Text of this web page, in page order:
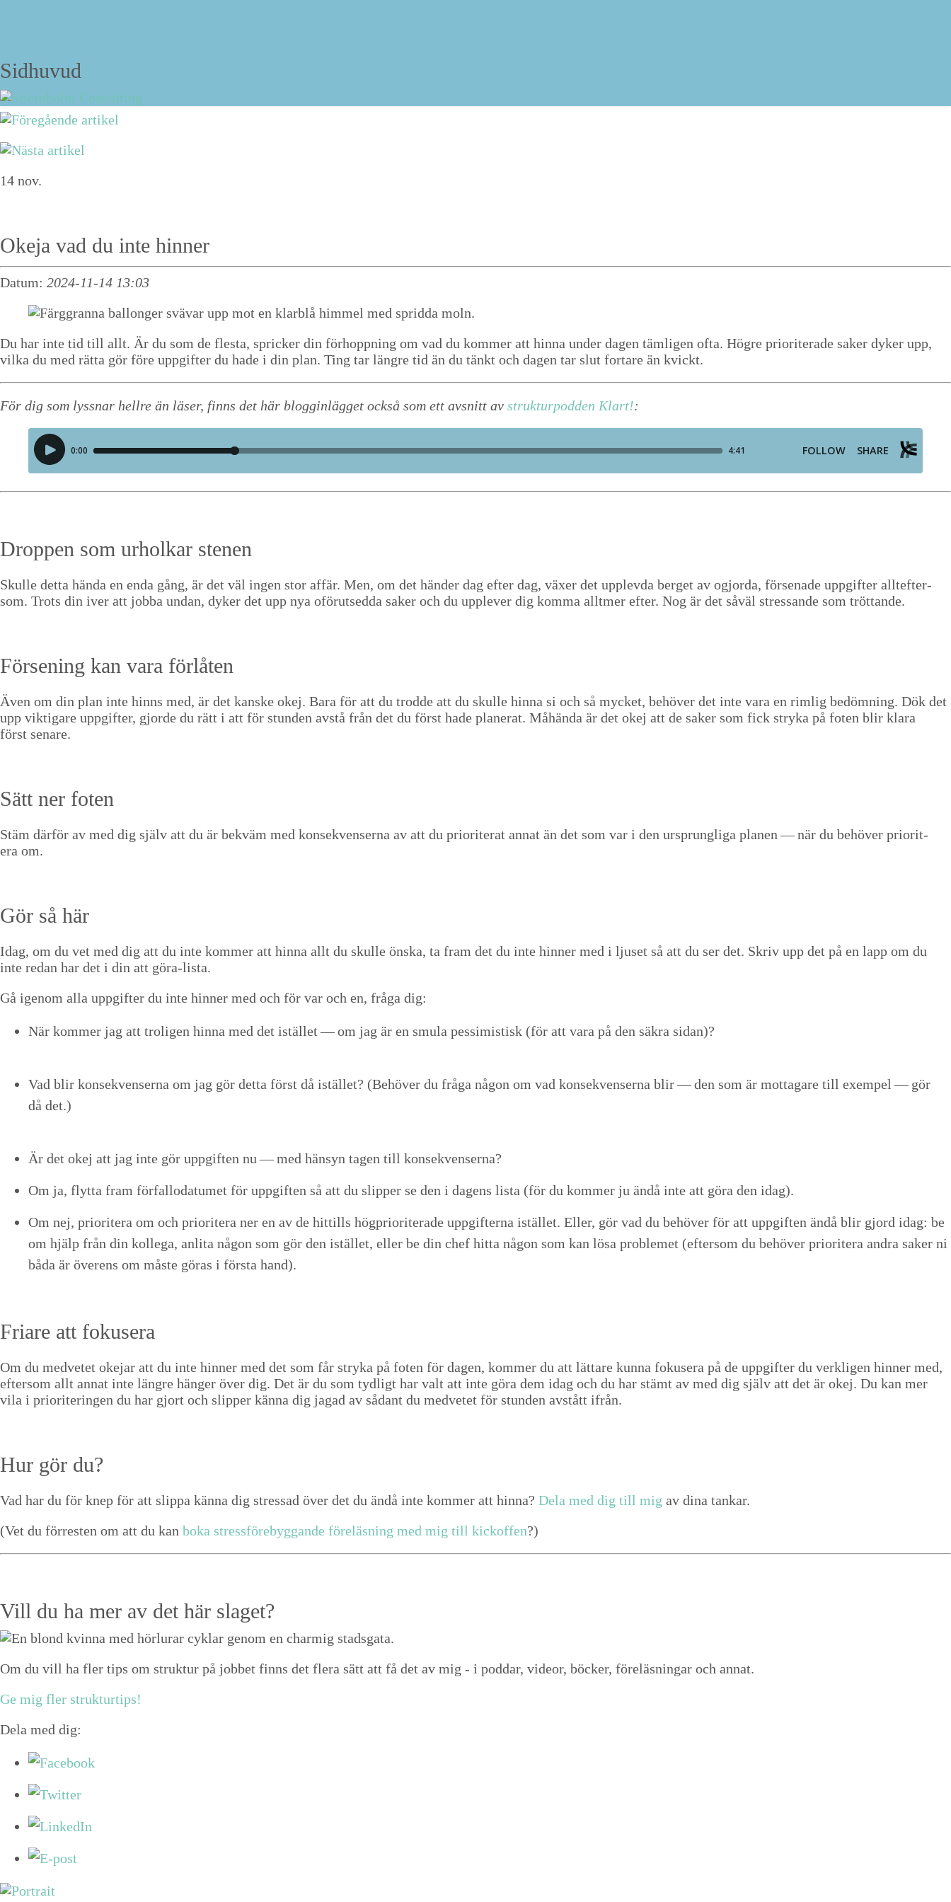
Sidhuvud
Navigering
Personlig strukturträning
Kurs
Online-kurser
Strukturtips
Föreläsningar
Video
Kontakt
Kunder
Sök
Strukturbloggen
14 nov.
Okeja vad du inte hinner
Datum: 2024-11-14 13:03
Du har inte tid till allt. Är du som de fles­ta, sprick­er din förhopp­n­ing om vad du kom­mer att hin­na under dagen täm­li­gen ofta. Högre pri­or­it­er­ade sak­er dyk­er upp,
vil­ka du med rät­ta gör före uppgifter du hade i din plan. Ting tar län­gre tid än du tänkt och dagen tar slut fort­are än kvickt.
För dig som lyssnar hellre än läs­er, finns det här blog­gin­lägget ock­så som ett avs­nitt av struk­tur­pod­den Klart!:
Drop­pen som urholkar stenen
Skulle det­ta hän­da en enda gång, är det väl ingen stor affär. Men, om det hän­der dag efter dag, väx­er det upplev­da berget av ogjor­da, förse­nade uppgifter all­tefter­
som. Trots din iver att job­ba undan, dyk­er det upp nya oförutsed­da sak­er och du upplever dig kom­ma allt­mer efter. Nog är det såväl stres­sande som tröttande.
Förs­en­ing kan vara förlåten
Även om din plan inte hinns med, är det kanske okej. Bara för att du trodde att du skulle hin­na si och så myck­et, behöver det inte vara en rim­lig bedömn­ing. Dök det
upp vik­ti­gare uppgifter, gjorde du rätt i att för stun­den avstå från det du först hade plan­er­at. Måhän­da är det okej att de sak­er som fick stry­ka på foten blir klara
först senare.
Sätt ner foten
Stäm där­för av med dig själv att du är bekväm med kon­sekvenser­na av att du pri­or­it­er­at annat än det som var i den ursprung­li­ga pla­nen — när du behöver pri­or­it­
era om.
Gör så här
Idag, om du vet med dig att du inte kom­mer att hin­na allt du skulle öns­ka, ta fram det du inte hin­ner med i ljuset så att du ser det. Skriv upp det på en lapp om du
inte redan har det i din att göra-lista.
Gå igenom alla uppgifter du inte hin­ner med och för var och en, frå­ga dig:
När kom­mer jag att troli­gen hin­na med det istäl­let — om jag är en smu­la pes­simistisk (för att vara på den säkra sidan)?
Vad blir kon­sekvenser­na om jag gör det­ta först då istäl­let? (Behöver du frå­ga någon om vad kon­sekvenser­na blir — den som är mot­ta­gare till exem­pel — gör
då det.)
Är det okej att jag inte gör uppgiften nu — med hän­syn tagen till konsekvenserna?
Om ja, fly­t­ta fram för­fal­lo­da­tumet för uppgiften så att du slip­per se den i dagens lista (för du kom­mer ju ändå inte att göra den idag).
Om nej, pri­or­it­era om och pri­or­it­era ner en av de hit­tills hög­pri­or­it­er­ade uppgifter­na istäl­let. Eller, gör vad du behöver för att uppgiften ändå blir gjord idag: be
om hjälp från din kol­le­ga, anli­ta någon som gör den istäl­let, eller be din chef hit­ta någon som kan lösa prob­lemet (efter­som du behöver pri­or­it­era andra sak­er ni
båda är överens om måste göras i förs­ta hand).
Fri­are att fokusera
Om du med­vetet oke­jar att du inte hin­ner med det som får stry­ka på foten för dagen, kom­mer du att lättare kun­na fokusera på de uppgifter du verk­li­gen hin­ner med,
efter­som allt annat inte län­gre hänger över dig. Det är du som tydligt har valt att inte göra dem idag och du har stämt av med dig själv att det är okej. Du kan mer
vila i pri­or­i­terin­gen du har gjort och slip­per kän­na dig jagad av sådant du med­vetet för stun­den avstått ifrån.
Hur gör du?
Vad har du för knep för att slip­pa kän­na dig stres­sad över det du ändå inte kom­mer att hin­na? Dela med dig till mig av dina tankar.
(Vet du för­resten om att du kan boka stress­före­byg­gande föreläs­ning med mig till kick­of­fen?)
Vill du ha mer av det här slaget?
Om du vill ha fler tips om struktur på jobbet finns det flera sätt att få det av mig - i poddar, videor, böcker, föreläsningar och annat.
Ge mig fler strukturtips!
Dela med dig: